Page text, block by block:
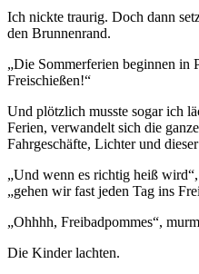
Ich nickte traurig. Doch dann
den Brunnenrand.
„Die Sommerferien beginnen in
Freischießen!“
Und plötzlich musste sogar ich
Ferien, verwandelt sich die
Fahrgeschäfte, Lichter und
„Und wenn es richtig heiß
„gehen wir fast jeden Tag ins
„Ohhhh, Freibadpommes“,
Die Kinder lachten.